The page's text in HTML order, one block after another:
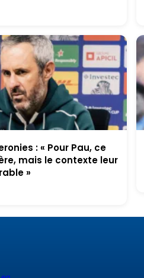
: « Pour Pau, ce
mais le contexte leur
»